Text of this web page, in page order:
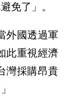
免了」。
外國透過軍
此重視經濟
灣採購昂貴